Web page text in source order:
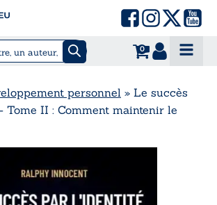
0
personnel » Le succès
Tome II : Comment maintenir le